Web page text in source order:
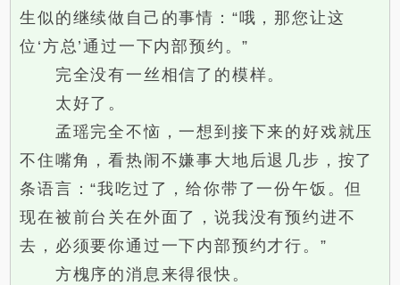
生似的继续做自己的事情：“哦，那您让这
位‘方总’通过一下内部预约。”
完全没有一丝相信了的模样。
太好了。
孟瑶完全不恼，一想到接下来的好戏就压
不住嘴角，看热闹不嫌事大地后退几步，按了
条语言：“我吃过了，给你带了一份午饭。但
现在被前台关在外面了，说我没有预约进不
去，必须要你通过一下内部预约才行。”
方槐序的消息来得很快。